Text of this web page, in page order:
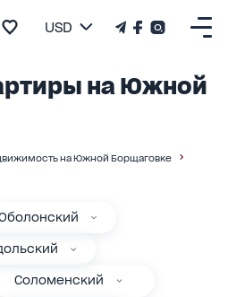
USD
на Южной
на Южной Борщаговке
Соломенский